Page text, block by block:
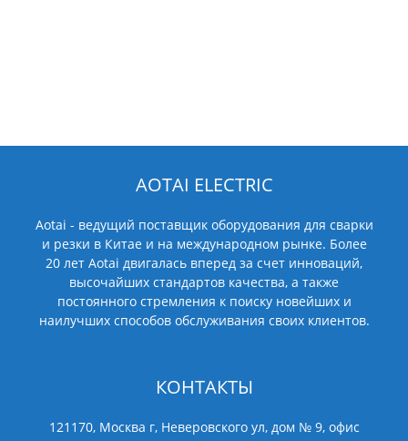
AOTAI ELECTRIC
Aotai - ведущий поставщик оборудования для сварки
и резки в Китае и на международном рынке. Более
20 лет Aotai двигалась вперед за счет инноваций,
высочайших стандартов качества, а также
постоянного стремления к поиску новейших и
наилучших способов обслуживания своих клиентов.
КОНТАКТЫ
121170, Москва г, Неверовского ул, дом № 9, офис